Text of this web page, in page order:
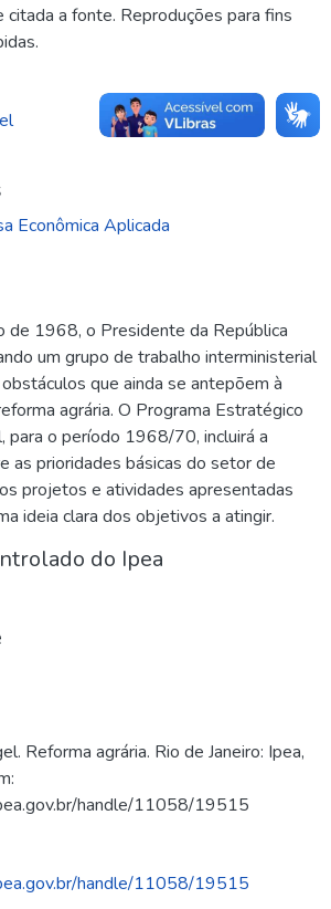
a fonte. Reproduções para fins
Econômica Aplicada
de 1968, o Presidente da República
um grupo de trabalho interministerial
que ainda se antepõem à
agrária. O Programa Estratégico
para o período 1968/70, incluirá a
as prioridades básicas do setor de
projetos e atividades apresentadas
ideia clara dos objetivos a atingir.
do Ipea
Reforma agrária. Rio de Janeiro: Ipea,
handle/11058/19515
handle/11058/19515